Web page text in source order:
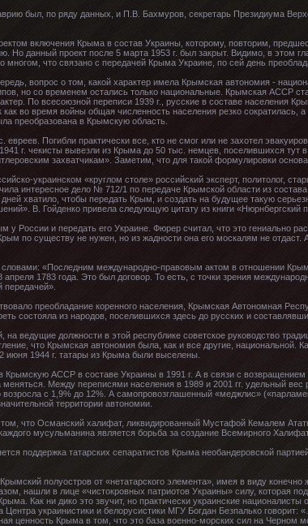
был, по ряду данных, и П.В. Бахмуров, секретарь Президиума­
включения Крыма в состав Украины, которому, повторим,
Но данный проект после 5 марта 1953 г. был закрыт. Видимо, в этом
многом, что связано с передачей Крыма Украине, по сей день
вопрос о том, какой характер имела Крымская автономия -
но со временем остались только национальные. Крымская АССР
По всесоюзной переписи 1939 г., русские в составе населения
во время войны общая численность населения резко сократилась, а
преобразована в Крымскую область.
евреев. Погибли практически все, кто не смог или не захотел
г. чекисты вывезли из Крыма до 50 тыс. немцев, поселившихся тут
захватчикам». Заметим, что для такой формулировки
украинском «круглом столе» российский эксперт, политолог,
интересное дело № 712/1 по передаче Крымской области из
хватило, чтобы передать Крым, и создать на будущее такую
В. Гойденко привела следующую цитату из книги «Нюрнбергский
у России и передать его Украине. Фюрер считал, что это гениально
по существу не нужен, но из жадности она его москалям не отдаст.
«Последним международно-правовым актом в отношении
1783 года. Это был договор. То есть, с точки зрения
передачей».
преобладание коренного населения, Крымская Автономная
состояла из народов, поселившихся здесь до русских и
ведущие должности в этой республике советское руководство
что Крымская автономия была, как и все другие, национальной.
июня 1944 г. татары из Крыма были выселены.
Крымскую АССР в составе Украины в 1991 г. А в связи с
Между переписями населения в 1989 и 2001 гг. удельный вес
с 1,9% до 12%. А самопровозглашенный «меджлис»
территории автономии.
что Османский халифат, ликвидированный Мустафой Кемалем
мусульманина является борьба за создание Всемирного
поддержка татарских сепаратистов Крыма необандеровской
полуостров от «нетатарского элемента», имея в виду
нашли в лице «чистокровных патриотов Украины» силу, которая
Как ни дико это звучит, но практически украинские
Центра украинистики и белорусистики МГУ Богдан Безпалько
ценность Крыма в том, что это база военно-морских сил на Черном